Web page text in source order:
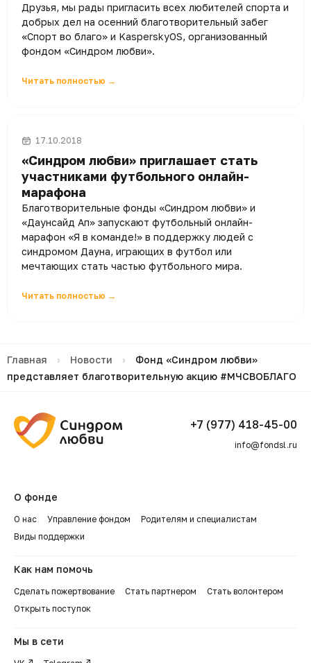
Друзья, мы рады пригласить всех любителей спорта и
добрых дел на осенний благотворительный забег
«Спорт во благо» и KasperskyOS, организованный
фондом «Синдром любви».
Читать полностью →
17.10.2018
«Синдром любви» приглашает стать
участниками футбольного онлайн-
марафона
Благотворительные фонды «Синдром любви» и
«Даунсайд Ап» запускают футбольный онлайн-
марафон «Я в команде!» в поддержку людей с
синдромом Дауна, играющих в футбол или
мечтающих стать частью футбольного мира.
Читать полностью →
Главная › Новости ›
Фонд «Синдром любви»
представляет благотворительную акцию #МЧСВОБЛАГО
+7 (977) 418-45-00
info@fondsl.ru
О фонде
О нас Управление фондом
Родителям и специалистам
Виды поддержки
Как нам помочь
Сделать пожертвование Стать партнером
Стать волонтером
Открыть поступок
Мы в сети